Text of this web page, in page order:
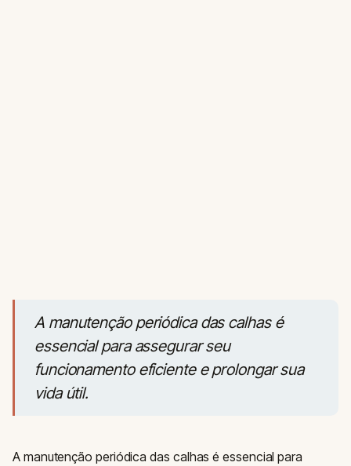
A manutenção periódica das calhas é
essencial para assegurar seu
funcionamento eficiente e prolongar sua
vida útil.
A manutenção periódica das calhas é essencial para